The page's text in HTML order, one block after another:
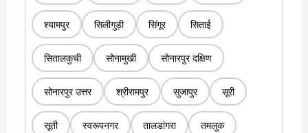
श्यामपुर सिलीगुड़ी सिंगूर सिताई
सितालकुची सोनामुखी सोनारपुर दक्षिण
सोनारपुर उत्तर श्रीरामपुर सुजापुर सूरी
सूती स्वरूपनगर तालडांगरा तमलुक